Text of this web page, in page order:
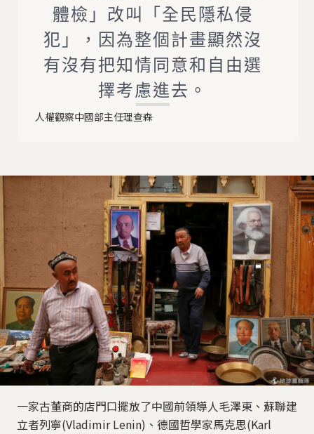
體檢」改叫「全民隱私侵
犯」，因為整個計畫顯然沒
有沒有把知情同意和自由選
擇考慮進去。
人權觀察中國部主任理查森
一家古董商的店門口擺放了中國前領導人毛澤東、蘇聯建
立者列寧(Vladimir Lenin)、德國哲學家馬克思(Karl